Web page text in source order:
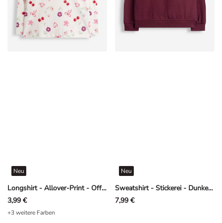
Longshirt - Allover-Print - Off-White
Neu
3,99 €
+3 weitere Farben
Sweatshirt - Stickerei - Dunkelrot
Neu
7,99 €